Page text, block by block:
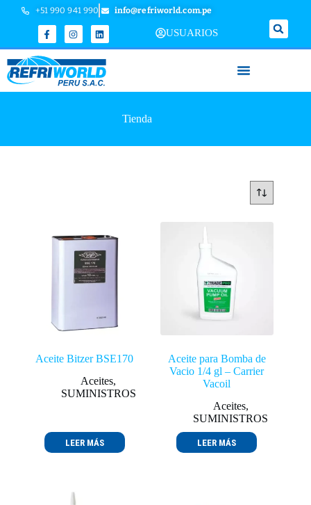
+51 990 941 990 info@refriworld.com.pe
USUARIOS
Tienda
Aceite Bitzer BSE170
Aceites,
SUMINISTROS
LEER MÁS
Aceite para Bomba de
Vacio 1/4 gl – Carrier
Vacoil
Aceites,
SUMINISTROS
LEER MÁS